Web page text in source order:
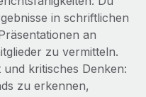
in schriftlichen
an
zu vermitteln.
kritisches Denken:
zu erkennen,